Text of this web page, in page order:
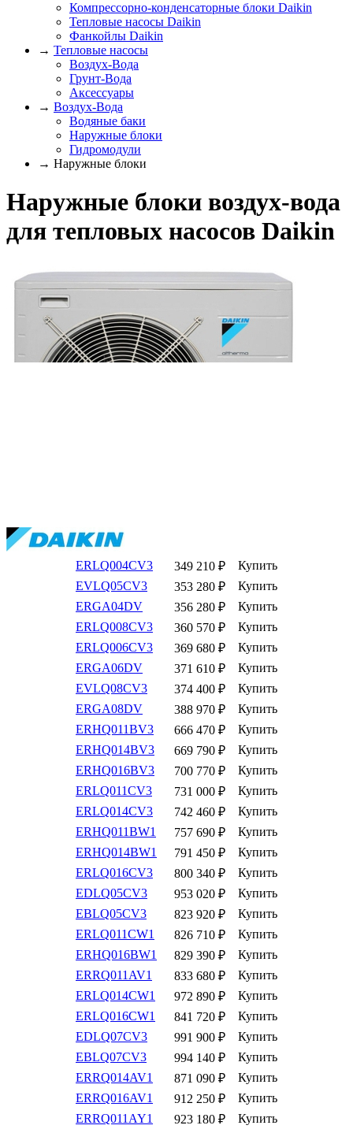
Компрессорно-конденсаторные блоки Daikin
Тепловые насосы Daikin
Фанкойлы Daikin
→ Тепловые насосы
Воздух-Вода
Грунт-Вода
Аксессуары
→ Воздух-Вода
Водяные баки
Наружные блоки
Гидромодули
→ Наружные блоки
Наружные блоки воздух-вода
для тепловых насосов Daikin
ERLQ004CV3 349 210 ₽
Купить
EVLQ05CV3
353 280 ₽
Купить
ERGA04DV
356 280 ₽
Купить
ERLQ008CV3
360 570 ₽
Купить
ERLQ006CV3
369 680 ₽
Купить
ERGA06DV
371 610 ₽
Купить
EVLQ08CV3
374 400 ₽
Купить
ERGA08DV
388 970 ₽
Купить
ERHQ011BV3
666 470 ₽
Купить
ERHQ014BV3
669 790 ₽
Купить
ERHQ016BV3
700 770 ₽
Купить
ERLQ011CV3
731 000 ₽
Купить
ERLQ014CV3
742 460 ₽
Купить
ERHQ011BW1
757 690 ₽
Купить
ERHQ014BW1
791 450 ₽
Купить
ERLQ016CV3
800 340 ₽
Купить
EDLQ05CV3
953 020 ₽
Купить
EBLQ05CV3
823 920 ₽
Купить
ERLQ011CW1
826 710 ₽
Купить
ERHQ016BW1
829 390 ₽
Купить
ERRQ011AV1
833 680 ₽
Купить
ERLQ014CW1
972 890 ₽
Купить
ERLQ016CW1
841 720 ₽
Купить
EDLQ07CV3
991 900 ₽
Купить
EBLQ07CV3
994 140 ₽
Купить
ERRQ014AV1
871 090 ₽
Купить
ERRQ016AV1
912 250 ₽
Купить
ERRQ011AY1
923 180 ₽
Купить